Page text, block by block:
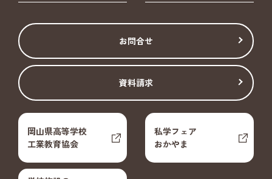
お問合せ
資料請求
岡山県高等学校
工業教育協会
私学フェア
おかやま